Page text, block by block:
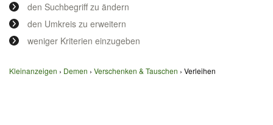
den Suchbegriff zu ändern
den Umkreis zu erweitern
weniger Kriterien einzugeben
Kleinanzeigen Demen Verschenken & Tauschen Verleihen